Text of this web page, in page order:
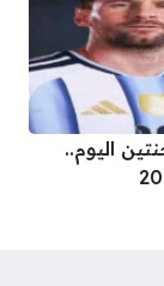
اليوم..